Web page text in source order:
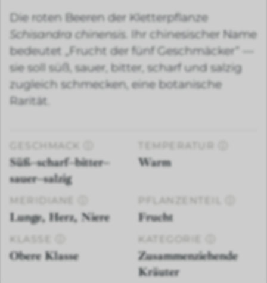
Die roten Beeren der Kletterpflanze
Schisandra chinensis. Ihr chinesischer Name
bedeutet „Frucht der fünf Geschmäcker“ —
sie soll süß, sauer, bitter, scharf und salzig
zugleich schmecken, eine botanische
Rarität.
GESCHMACK
Süß–scharf–bitter–
sauer–salzig
Warm
MERIDIANE
Lunge, Herz, Niere
PFLANZENTEIL
Frucht
KLASSE
Obere Klasse
KATEGORIE
Zusammenziehende
Kräuter